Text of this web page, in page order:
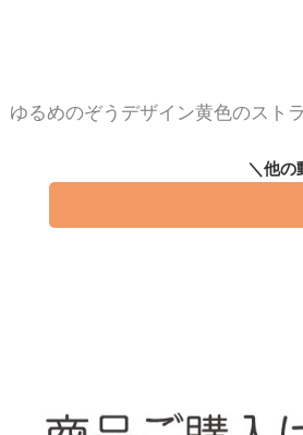
ゆるめのぞうデザイン黄色のスト
＼他の